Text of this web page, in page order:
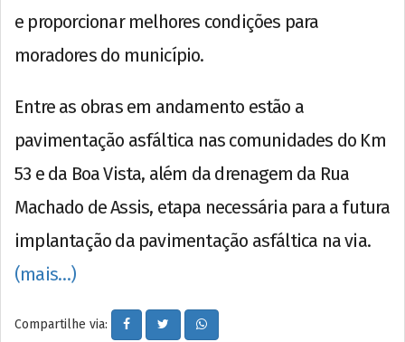
e proporcionar melhores condições para
moradores do município.
Entre as obras em andamento estão a
pavimentação asfáltica nas comunidades do Km
53 e da Boa Vista, além da drenagem da Rua
Machado de Assis, etapa necessária para a futura
implantação da pavimentação asfáltica na via.
(mais…)
Compartilhe via: